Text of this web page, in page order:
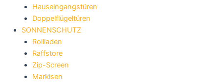
Hauseingangstüren
Doppelflügeltüren
SONNENSCHUTZ
Rollladen
Raffstore
Zip-Screen
Markisen